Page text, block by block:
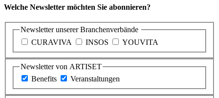
Welche Newsletter möchten Sie abonnieren?
Newsletter unserer Branchenverbände
CURAVIVA
INSOS YOUVITA
Newsletter von ARTISET
Benefits
Veranstaltungen